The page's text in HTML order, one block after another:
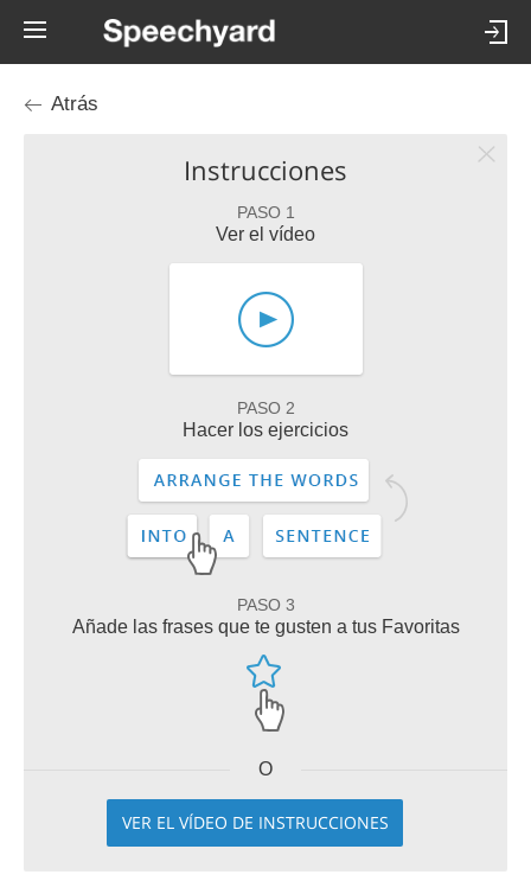
Atrás
Instrucciones
PASO 1
Ver el vídeo
PASO 2
Hacer los ejercicios
PASO 3
Añade las frases que te gusten a tus Favoritas
O
VER EL VÍDEO DE INSTRUCCIONES